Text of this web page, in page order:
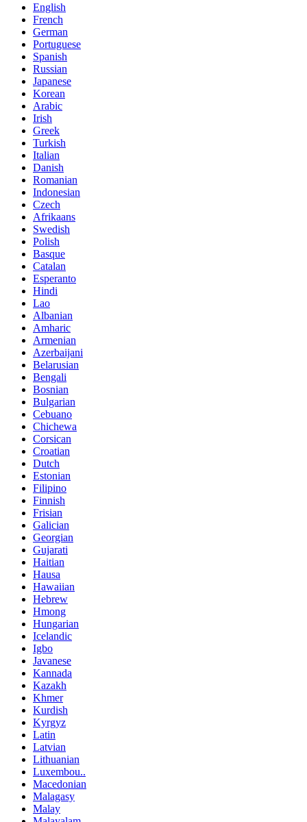
English
French
German
Portuguese
Spanish
Russian
Japanese
Korean
Arabic
Irish
Greek
Turkish
Italian
Danish
Romanian
Indonesian
Czech
Afrikaans
Swedish
Polish
Basque
Catalan
Esperanto
Hindi
Lao
Albanian
Amharic
Armenian
Azerbaijani
Belarusian
Bengali
Bosnian
Bulgarian
Cebuano
Chichewa
Corsican
Croatian
Dutch
Estonian
Filipino
Finnish
Frisian
Galician
Georgian
Gujarati
Haitian
Hausa
Hawaiian
Hebrew
Hmong
Hungarian
Icelandic
Igbo
Javanese
Kannada
Kazakh
Khmer
Kurdish
Kyrgyz
Latin
Latvian
Lithuanian
Luxembou..
Macedonian
Malagasy
Malay